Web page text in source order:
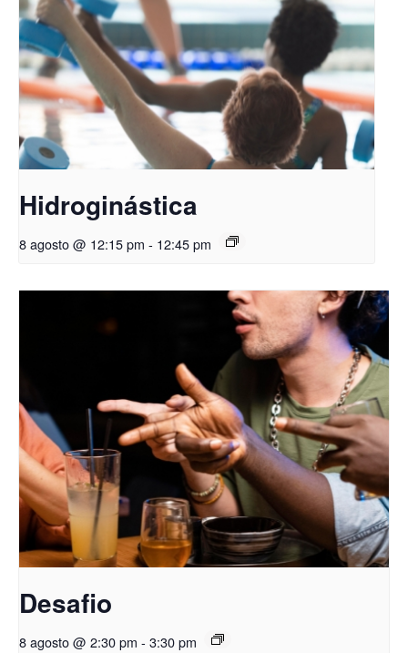
Hidroginástica
8 agosto @ 12:15 pm - 12:45 pm
Desafio
8 agosto @ 2:30 pm - 3:30 pm